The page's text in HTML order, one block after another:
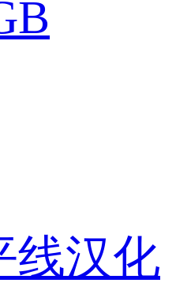
线汉化